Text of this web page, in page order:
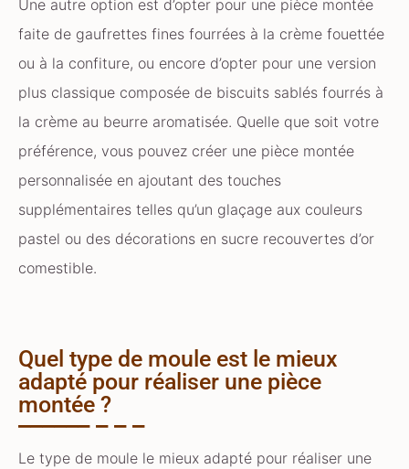
Une autre option est d’opter pour une pièce montée
faite de gaufrettes fines fourrées à la crème fouettée
ou à la confiture, ou encore d’opter pour une version
plus classique composée de biscuits sablés fourrés à
la crème au beurre aromatisée. Quelle que soit votre
préférence, vous pouvez créer une pièce montée
personnalisée en ajoutant des touches
supplémentaires telles qu’un glaçage aux couleurs
pastel ou des décorations en sucre recouvertes d’or
comestible.
Quel type de moule est le mieux
adapté pour réaliser une pièce
montée ?
Le type de moule le mieux adapté pour réaliser une